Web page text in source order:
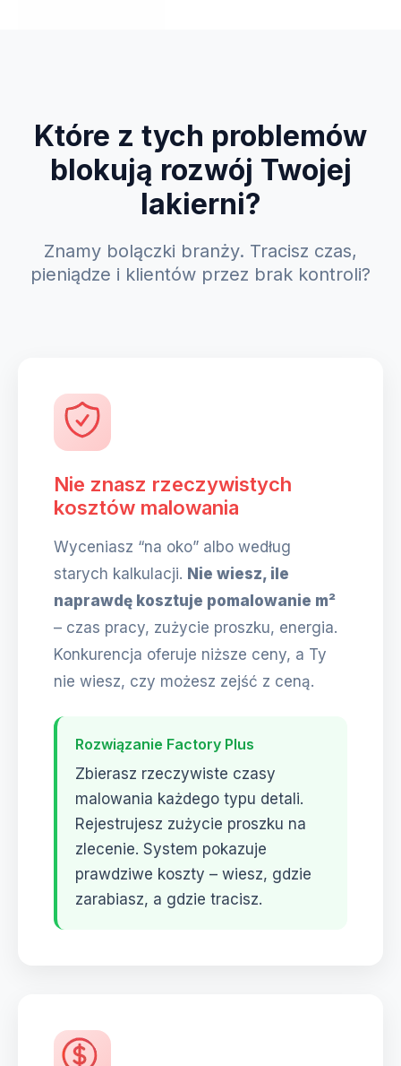
Które z tych problemów
blokują rozwój Twojej
lakierni?
Znamy bolączki branży. Tracisz czas,
pieniądze i klientów przez brak kontroli?
Nie znasz rzeczywistych
kosztów malowania
Wyceniasz “na oko” albo według
starych kalkulacji. Nie wiesz, ile
naprawdę kosztuje pomalowanie m²
– czas pracy, zużycie proszku, energia.
Konkurencja oferuje niższe ceny, a Ty
nie wiesz, czy możesz zejść z ceną.
Rozwiązanie Factory Plus
Zbierasz rzeczywiste czasy
malowania każdego typu detali.
Rejestrujesz zużycie proszku na
zlecenie. System pokazuje
prawdziwe koszty – wiesz, gdzie
zarabiasz, a gdzie tracisz.